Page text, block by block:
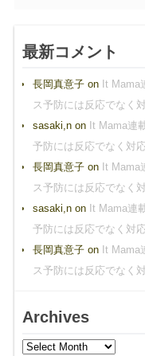
最新コメント
長岡真意子on It Mama
ス予防には反応でなく
sasaki,non It Mama連
予防には反応でなく対
長岡真意子on It Mama
ス予防には反応でなく
sasaki,non It Mama連
予防には反応でなく対
長岡真意子on It Mama
ス予防には反応でなく
Archives